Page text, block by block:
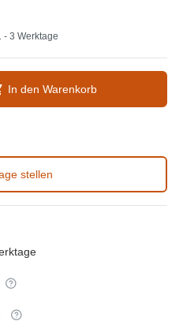
- 3 Werktage
In den Warenkorb
stellen